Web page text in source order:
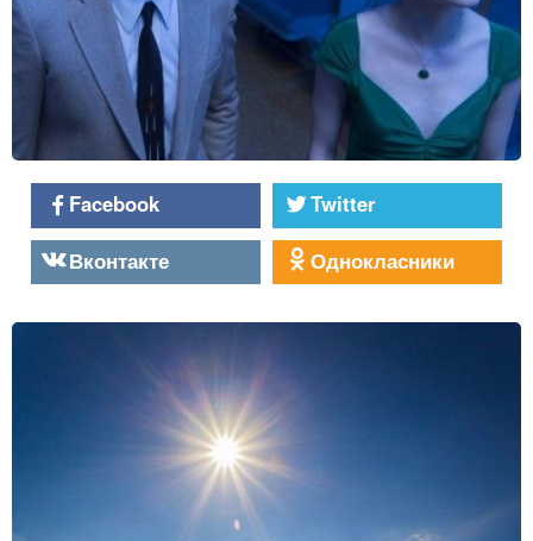
Facebook
Twitter
Вконтакте
Однокласники